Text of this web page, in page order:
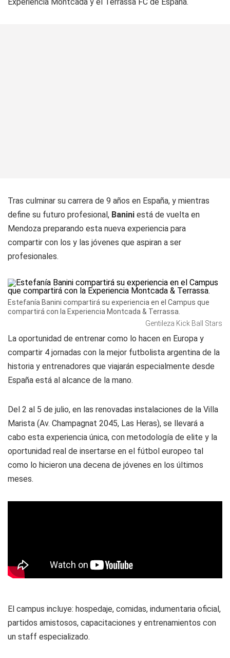
Tras culminar su carrera de 9 años en España, y mientras
define su futuro profesional, Banini está de vuelta en
Mendoza preparando esta nueva experiencia para
compartir con los y las jóvenes que aspiran a ser
profesionales.
Estefanía Banini compartirá su experiencia en el Campus que
compartirá con la Experiencia Montcada & Terrassa.
Gentileza Kick Ball Stars
La oportunidad de entrenar como lo hacen en Europa y
compartir 4 jornadas con la mejor futbolista argentina de la
historia y entrenadores que viajarán especialmente desde
España está al alcance de la mano.
Del 2 al 5 de julio, en las renovadas instalaciones de la Villa
Marista (Av. Champagnat 2045, Las Heras), se llevará a
cabo esta experiencia única, con metodología de elite y la
oportunidad real de insertarse en el fútbol europeo tal
como lo hicieron una decena de jóvenes en los últimos
meses.
El campus incluye: hospedaje, comidas, indumentaria oficial,
partidos amistosos, capacitaciones y entrenamientos con
un staff especializado.